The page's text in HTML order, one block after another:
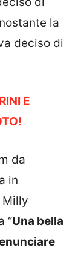
la
deciso di
E
da
in
Milly
“Una bella